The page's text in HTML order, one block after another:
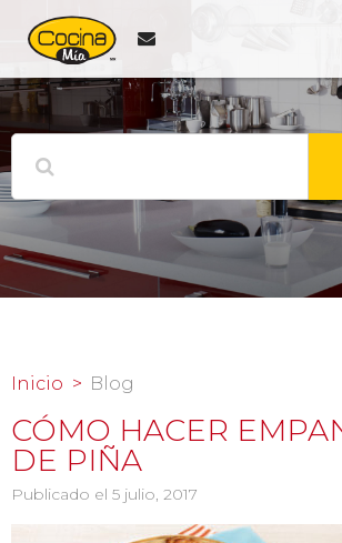
Inicio Blog
CÓMO HACER
DE PIÑA
Publicado el 5 julio, 2017